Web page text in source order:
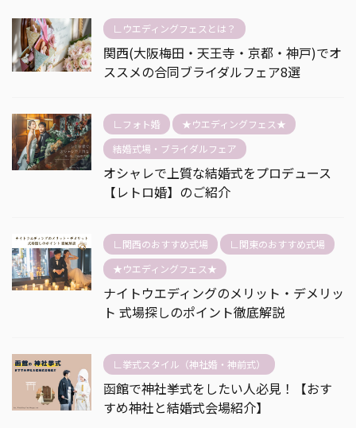
∟ウエディングフェスとは？
関西(大阪梅田・天王寺・京都・神戸)でオ
ススメの合同ブライダルフェア8選
∟フォト婚
★ウエディングフェス★
結婚式場・ブライダルフェア
オシャレで上質な結婚式をプロデュース
【レトロ婚】のご紹介
∟関西のおすすめ式場
∟関東のおすすめ式場
★ウエディングフェス★
ナイトウエディングのメリット・デメリッ
ト 式場探しのポイント徹底解説
∟挙式スタイル（神社婚・神前式）
函館で神社挙式をしたい人必見！【おす
すめ神社と結婚式会場紹介】